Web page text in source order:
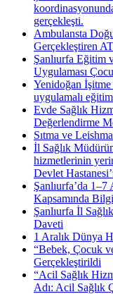
gerçekleşti.
Ambulansta
Gerçekleştiren
Şanlıurfa Eğitim
Uygulaması
Yenidoğan
uygulamalı
Evde Sağlık
Değerlendirme
Sıtma ve
İl Sağlık
hizmetlerinin
Devlet
Şanlıurfa’da
Kapsamında
Şanlıurfa İl
Daveti
1 Aralık Dünya
“Bebek, Çocuk
Gerçekleştirildi
“Acil Sağlık
Adı: Acil Sağlık